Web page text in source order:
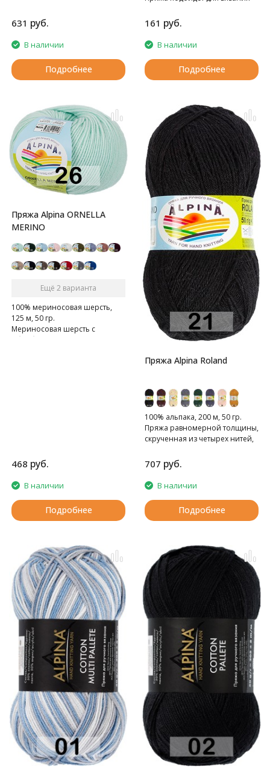
631 руб.
В наличии
Подробнее
161 руб.
В наличии
Подробнее
Пряжа Alpina ORNELLA
MERINO
Ещё 2 варианта
100% мериносовая шерсть,
125 м, 50 гр.
Мериносовая шерсть с
обработкой superwash.
468 руб.
В наличии
Подробнее
Пряжа Alpina Roland
100% альпака, 200 м, 50 гр.
Пряжа равномерной толщины,
скрученная из четырех нитей,
707 руб.
В наличии
Подробнее